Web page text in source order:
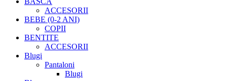
ACCESORII
BEBE (0-2 ANI)
COPII
BENTITE
ACCESORII
Blugi
Pantaloni
Blugi